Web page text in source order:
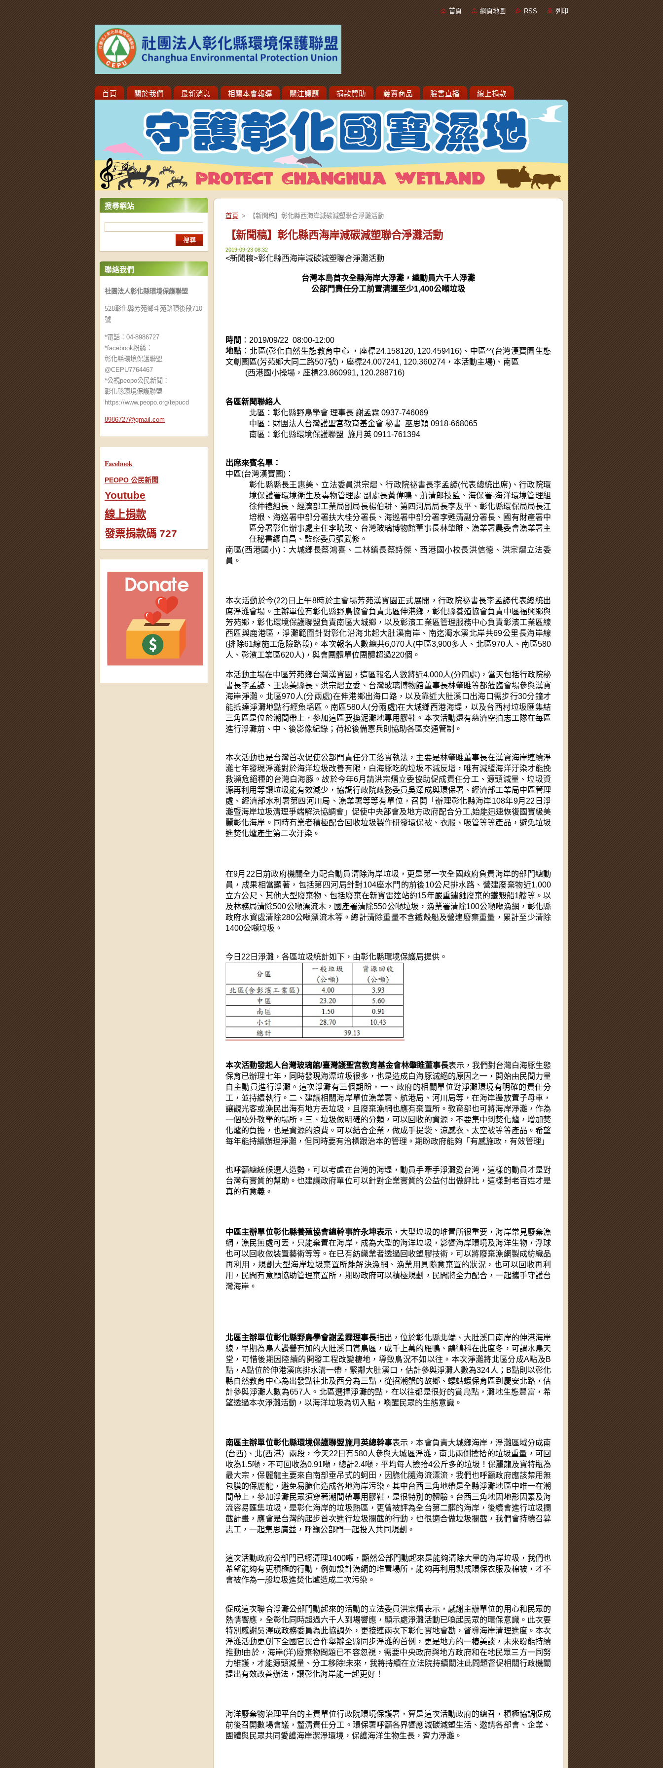
首頁 網頁地圖 RSS 列印
首頁 關於我們 最新消息 相關本會報導 關注議題 捐款贊助 義賣商品 臉書直播 線上捐款
搜尋網站
聯絡我們
社團法人彰化縣環境保護聯盟
528彰化縣芳苑鄉斗苑路頂後段710
號
*電話：04-8986727
*facebook粉絲：
彰化縣環境保護聯盟
@CEPU7764467
*公視peopo公民新聞：
彰化縣環境保護聯盟
https://www.peopo.org/tepucd
8986727@gmail.com
Facebook
PEOPO 公民新聞
Youtube
線上捐款
發票捐款碼 727
首頁 > 【新聞稿】彰化縣西海岸減碳減塑聯合淨灘活動
【新聞稿】彰化縣西海岸減碳減塑聯合淨灘活動
2019-09-23 08:32
<新聞稿>彰化縣西海岸減碳減塑聯合淨灘活動
台灣本島首次全縣海岸大淨灘，總動員六千人淨灘
公部門責任分工前置清運至少1,400公噸垃圾
時間 ：2019/09/22  08:00-12:00
地點 ：北區(彰化自然生態教育中心 ，座標24.158120, 120.459416)、中區**(台灣漢寶園生態
文創園區(芳苑鄉大同二路507號)，座標24.007241, 120.360274，本活動主場) 、南區
(西港國小操場，座標23.860991, 120.288716)
各區新聞聯絡人
北區：彰化縣野鳥學會 理事長 謝孟霖 0937-746069
中區：財團法人台灣護聖宮教育基金會 秘書  巫思穎 0918-668065
南區：彰化縣環境保護聯盟 施月英 0911-761394
出席來賓名單：
中區(台灣漢寶園)：
彰化縣縣長王惠美、立法委員洪宗熠、行政院祕書長李孟諺(代表總統出席)、行政院環
境保護署環境衛生及毒物管理處 副處長黃偉鳴、蕭清郎技監、海保署-海洋環境管理組
徐仲禮組長、經濟部工業局副局長楊伯耕、第四河局局長李友平、彰化縣環保局局長江
培根、海巡署中部分署扶大桂分署長、海巡署中部分署李甦清副分署長、國有財產署中
區分署彰化辦事處主任李曉玫、台灣玻璃博物館董事長林肇睢、漁業署農委會漁業署主
任秘書繆自昌、監察委員張武修 。
南區(西港國小)：大城鄉長蔡鴻喜、二林鎮長蔡詩傑、西港國小校長洪信德、洪宗熠立法委
員。
本次活動於今(22)日上午8時於主會場芳苑漢寶園正式展開，行政院祕書長李孟諺代表總統出
席淨灘會場。主辦單位有彰化縣野鳥協會負責北區伸港鄉，彰化縣養殖協會負責中區福興鄉與
芳苑鄉，彰化環境保護聯盟負責南區大城鄉，以及彰濱工業區管理服務中心負責彰濱工業區線
西區與鹿港區，淨灘範圍針對彰化沿海北起大肚溪南岸、南迄濁水溪北岸共69公里長海岸線
(排除61線施工危險路段)。 本次報名人數總共6,070人(中區3,900多人、北區970人、南區580
人、彰濱工業區620人)，與會團體單位團體超過220個。
本活動主場在中區芳苑鄉台灣漢寶園，這區報名人數將近4,000人(分四處)，當天包括行政院秘
書長李孟諺、王惠美縣長、洪宗熠立委、台灣玻璃博物館董事長林肇睢等都蒞臨會場參與漢寶
海岸淨灘。北區970人(分兩處)在伸港鄉出海口路，以及靠近大肚溪口出海口需步行30分鐘才
能抵達淨灘地點行經魚塭區。南區580人(分兩處)在大城鄉西港海堤，以及台西村垃圾匯集結
三角區是位於潮間帶上，參加這區要換泥灘地專用膠鞋。本次活動還有慈濟空拍志工隊在每區
進行淨灘前、中、後影像紀錄；荷松後備憲兵則協助各區交通管制。
本次活動也是台灣首次促使公部門責任分工落實執法，主要是林肇睢董事長在漢寶海岸連續淨
灘七年發現淨灘對於海洋垃圾改善有限，白海豚吃的垃圾不減反增，唯有減緩海洋汙染才能挽
救瀕危絕種的台灣白海豚。故於今年6月請洪宗熠立委協助促成責任分工、源頭減量、垃圾資
源再利用等讓垃圾能有效減少，協調行政院政務委員吳澤成與環保署、經濟部工業局中區管理
處、經濟部水利署第四河川局、漁業署等等有單位，召開「辦理彰化縣海岸108年9月22日淨
灘暨海岸垃圾清理爭端解決協調會」促使中央部會及地方政府配合分工,始能迅速恢復國寶級美
麗彰化海岸。同時有業者積極配合回收垃圾製作研發環保被、衣服、吸管等等產品，避免垃圾
進焚化爐產生第二次汙染。
在9月22日前政府機關全力配合動員清除海岸垃圾，更是第一次全國政府負責海岸的部門總動
員，成果相當顯著，包括第四河局針對104座水門的前後10公尺排水路、營建廢棄物近1,000
立方公尺、其他大型廢棄物、包括廢棄在新寶雷達站約15年嚴重鏽蝕廢棄的鐵殼船1艘等。以
及林務局清除500公噸漂流木，國產署清除550公噸垃圾，漁業署清除100公噸噸漁網，彰化縣
政府水資處清除280公噸漂流木等。總計清除重量不含鐵殼船及營建廢棄重量，累計至少清除
1400公噸垃圾。
今日22日淨灘，各區垃圾統計如下，由彰化縣環境保護局提供。
本次活動發起人台灣玻璃館/臺灣護聖宮教育基金會林肇睢董事長表示，我們對台灣白海豚生態
保育已辦理七年，同時發現海漂垃圾很多，也是造成白海豚滅絕的原因之一，開始由民間力量
自主動員進行淨灘。這次淨灘有三個期盼，一、政府的相關單位對淨灘環境有明確的責任分
工，並持續執行。二、建議相關海岸單位漁業署、航港局、河川局等，在海岸邊放置子母車，
讓觀光客或漁民出海有地方丟垃圾，且廢棄漁網也應有棄置所。教育部也可將海岸淨灘，作為
一個校外教學的場所。三、垃圾做明確的分類，可以回收的資源，不要集中到焚化爐，增加焚
化爐的負擔，也是資源的浪費。可以結合企業，做成手提袋、涼感衣、太空被等等產品。希望
每年能持續辦理淨灘，但同時要有治標跟治本的管理。期盼政府能夠「有感施政，有效管理」
也呼籲總統候選人造勢，可以考慮在台灣的海堤，動員手牽手淨灘愛台灣，這樣的動員才是對
台灣有實質的幫助。也建議政府單位可以針對企業實質的公益付出做評比，這樣對老百姓才是
真的有意義。
中區主辦單位彰化縣養殖協會總幹事許永坤表示 ，大型垃圾的堆置所很重要，海岸常見廢棄漁
網，漁民無處可丟，只能棄置在海岸，成為大型的海洋垃圾，影響海岸環境及海洋生物，浮球
也可以回收做裝置藝術等等。在已有紡織業者透過回收塑膠技術，可以將廢棄漁網製成紡織品
再利用，規劃大型海岸垃圾棄置所能解決漁網、漁業用具隨意棄置的狀況，也可以回收再利
用，民間有意願協助管理棄置所，期盼政府可以積極規劃，民間將全力配合，一起攜手守護台
灣海岸。
北區主辦單位彰化縣野鳥學會謝孟霖理事長指出，位於彰化縣北端、大肚溪口南岸的伸港海岸
線，早期為鳥人讚譽有加的大肚溪口賞鳥區，成千上萬的雁鴨、鷸鴴科在此度冬，可謂水鳥天
堂，可惜後期因陸續的開發工程改變棲地，導致鳥況不如以往。本次淨灘將北區分成A點及B
點，A點位於伸港溪底排水溝一帶，緊鄰大肚溪口，估計參與淨灘人數為324人；B點則以彰化
縣自然教育中心為出發點往北及西分為三點，從招潮蟹的故鄉、螻蛄蝦保育區到慶安北路，估
計參與淨灘人數為657人。北區選擇淨灘的點，在以往都是很好的賞鳥點，灘地生態豐富，希
望透過本次淨灘活動，以海洋垃圾為切入點，喚醒民眾的生態意識。
南區主辦單位彰化縣環境保護聯盟施月英總幹事表示，本會負責大城鄉海岸，淨灘區域分成南
(台西)、北(西港）兩段， 今天22日有580人參與大城區淨灘，南北兩側撿拾的垃圾重量，可回
收為1.5噸，不可回收為0.91噸，總計2.4噸，平均每人撿拾4公斤多的垃圾！保麗龍及寶特瓶為
最大宗，保麗龍主要來自南部垂吊式的蚵田，因脆化隨海流漂流，我們也呼籲政府應該禁用無
包膜的保麗龍，避免易脆化造成各地海岸污染。其中台西三角地帶是全縣淨灘地區中唯一在潮
間帶上，參加淨灘民眾須穿著潮間帶專用膠鞋，是很特別的體驗。台西三角地因地形因素及海
流容易匯集垃圾，是彰化海岸的垃圾熱區，更曾被評為全台第二髒的海岸，後續會進行垃圾攔
截計畫，應會是台灣的起步首次進行垃圾攔截的行動，也很適合做垃圾攔截，我們會持續召募
志工，一起集思廣益，呼籲公部門一起投入共同規劃。
這次活動政府公部門已經清理1400噸，顯然公部門動起來是能夠清除大量的海岸垃圾，我們也
希望能夠有更積極的行動，例如設計漁網的堆置場所，能夠再利用製成環保衣服及棉被，才不
會被作為一般垃圾進焚化爐造成二次污染。
促成這次聯合淨灘公部門動起來的活動的立法委員洪宗熠表示，感謝主辦單位的用心和民眾的
熱情響應，全彰化同時超過六千人到場響應，顯示處淨灘活動已喚起民眾的環保意識。此次要
特別感謝吳澤成政務委員為此協調外，更接連兩次下彰化實地會勘，督導海岸清理進度。本次
淨灘活動更創下全國官民合作舉辦全縣同步淨灘的首例，更是地方的一樁美談，未來盼能持續
推動!由於，海岸(洋)廢棄物問題已不容忽視，需要中央政府與地方政府和在地民眾三方一同努
力維護，才能源頭減量、分工移除!未來，我將持續在立法院持續關注此問題督促相關行政機關
提出有效改善辦法，讓彰化海岸能一起更好！
海洋廢棄物治理平台的主責單位行政院環境保護署，算是這次活動政府的總召，積極協調促成
前後召開數場會議，釐清責任分工。環保署呼籲各界響應減碳減塑生活、邀請各部會、企業、
團體與民眾共同愛護海岸潔淨環境，保護海洋生物生長，齊力淨灘。